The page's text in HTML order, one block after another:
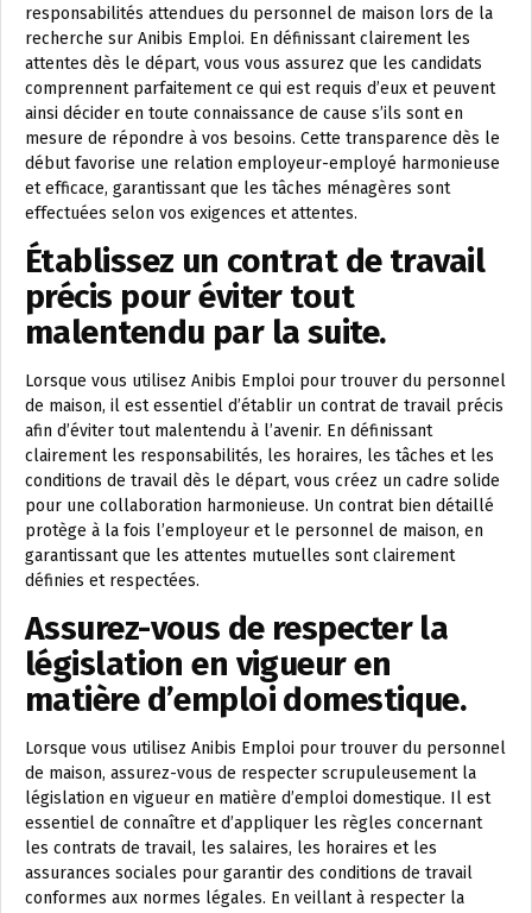
responsabilités attendues du personnel de maison lors de la
recherche sur Anibis Emploi. En définissant clairement les
attentes dès le départ, vous vous assurez que les candidats
comprennent parfaitement ce qui est requis d’eux et peuvent
ainsi décider en toute connaissance de cause s’ils sont en
mesure de répondre à vos besoins. Cette transparence dès le
début favorise une relation employeur-employé harmonieuse
et efficace, garantissant que les tâches ménagères sont
effectuées selon vos exigences et attentes.
Établissez un contrat de travail
précis pour éviter tout
malentendu par la suite.
Lorsque vous utilisez Anibis Emploi pour trouver du personnel
de maison, il est essentiel d’établir un contrat de travail précis
afin d’éviter tout malentendu à l’avenir. En définissant
clairement les responsabilités, les horaires, les tâches et les
conditions de travail dès le départ, vous créez un cadre solide
pour une collaboration harmonieuse. Un contrat bien détaillé
protège à la fois l’employeur et le personnel de maison, en
garantissant que les attentes mutuelles sont clairement
définies et respectées.
Assurez-vous de respecter la
législation en vigueur en
matière d’emploi domestique.
Lorsque vous utilisez Anibis Emploi pour trouver du personnel
de maison, assurez-vous de respecter scrupuleusement la
législation en vigueur en matière d’emploi domestique. Il est
essentiel de connaître et d’appliquer les règles concernant
les contrats de travail, les salaires, les horaires et les
assurances sociales pour garantir des conditions de travail
conformes aux normes légales. En veillant à respecter la